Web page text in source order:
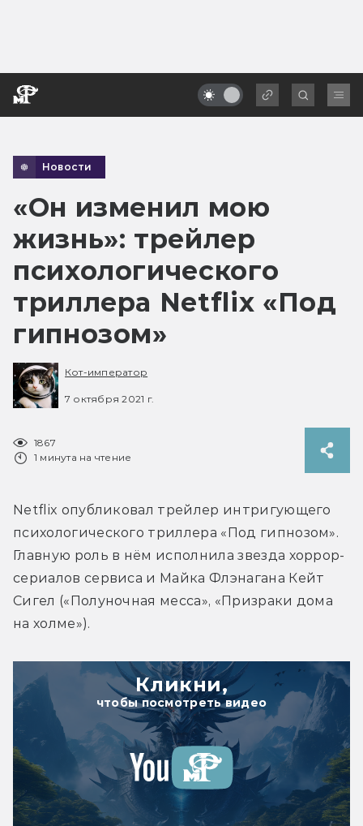
Новости
«Он изменил мою
жизнь»: трейлер
психологического
триллера Netflix «Под
гипнозом»
Кот-император
7 октября 2021 г.
1867
1 минута на чтение
Netflix опубликовал трейлер интригующего
психологического триллера «Под гипнозом».
Главную роль в нём исполнила звезда хоррор-
сериалов сервиса и Майка Флэнагана Кейт
Сигел («Полуночная месса», «Призраки дома
на холме»).
Кликни,
чтобы посмотреть видео